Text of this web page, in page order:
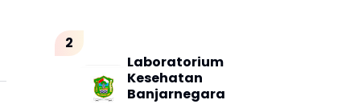
Laboratorium
Kesehatan
Banjarnegara